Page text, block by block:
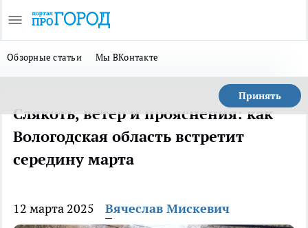
Обзорные статьи Мы ВКонтакте
Принять
Слякоть, ветер и прояснения: как
Вологодская область встретит
середину марта
12 марта 2025 Вячеслав Мискевич